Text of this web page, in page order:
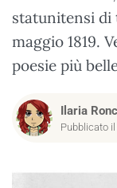
statunitensi di
maggio 1819.
poesie più
Ilaria
Pubblicato